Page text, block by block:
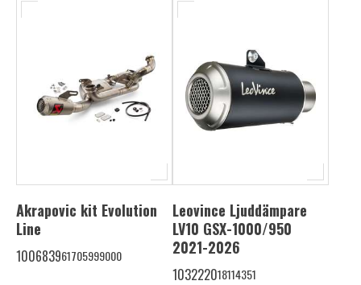
Akrapovic kit Evolution
Line
100683961705999000
Leovince Ljuddämpare
LV10 GSX-1000/950
2021-2026
103222018114351